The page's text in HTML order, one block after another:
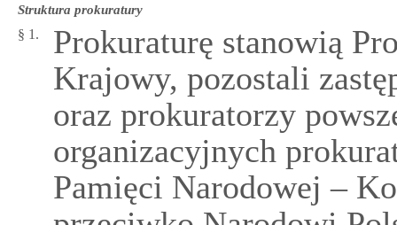
Struktura prokuratury
§ 1.
Prokuraturę stanowią
Krajowy, pozostali
oraz prokuratorzy
organizacyjnych
Pamięci Narodowej –